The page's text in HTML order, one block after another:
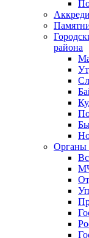
района
Органы